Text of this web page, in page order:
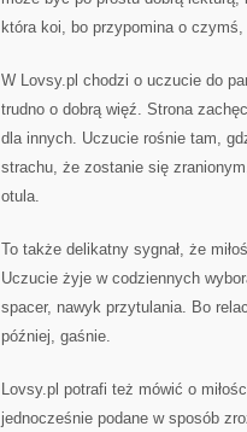
która koi, bo przypomina o
W Lovsy.pl chodzi o uczucie do
trudno o dobrą więź. Strona
dla innych. Uczucie rośnie tam,
strachu, że zostanie się
otula.
To także delikatny sygnał, że
Uczucie żyje w codziennych
spacer, nawyk przytulania. Bo
później, gaśnie.
Lovsy.pl potrafi też mówić o
jednocześnie podane w sposób